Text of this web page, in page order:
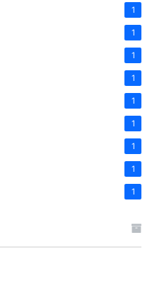
1
1
1
1
1
1
1
1
1